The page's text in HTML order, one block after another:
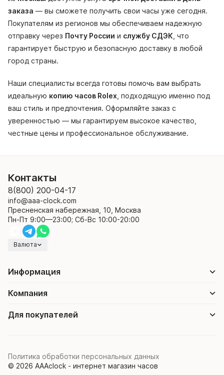
заказа — вы сможете получить свои часы уже сегодня.
Покупателям из регионов мы обеспечиваем надежную
отправку через Почту России и службу СДЭК , что
гарантирует быструю и безопасную доставку в любой
город страны.
Наши специалисты всегда готовы помочь вам выбрать
идеальную копию часов Rolex , подходящую именно под
ваш стиль и предпочтения. Оформляйте заказ с
уверенностью — мы гарантируем высокое качество,
честные цены и профессиональное обслуживание.
Контакты
8(800) 200-04-17
info@aaa-clock.com
Пресненская набережная, 10, Москва
Пн-Пт 9:00—23:00; Сб-Вс 10:00-20:00
Валюта
Информация
Компания
Для покупателей
© 2026 AAAclock - интернет магазин часов
Политика обработки персональных данных